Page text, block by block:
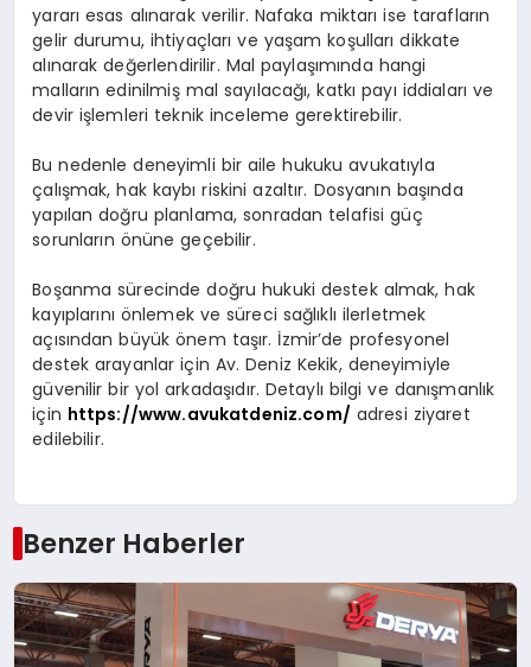
yararı esas alınarak verilir. Nafaka miktarı ise tarafların
gelir durumu, ihtiyaçları ve yaşam koşulları dikkate
alınarak değerlendirilir. Mal paylaşımında hangi
malların edinilmiş mal sayılacağı, katkı payı iddiaları ve
devir işlemleri teknik inceleme gerektirebilir.
Bu nedenle deneyimli bir aile hukuku avukatıyla
çalışmak, hak kaybı riskini azaltır. Dosyanın başında
yapılan doğru planlama, sonradan telafisi güç
sorunların önüne geçebilir.
Boşanma sürecinde doğru hukuki destek almak, hak
kayıplarını önlemek ve süreci sağlıklı ilerletmek
açısından büyük önem taşır. İzmir’de profesyonel
destek arayanlar için Av. Deniz Kekik, deneyimiyle
güvenilir bir yol arkadaşıdır. Detaylı bilgi ve danışmanlık
için https://www.avukatdeniz.com/ adresi ziyaret
edilebilir.
Benzer Haberler